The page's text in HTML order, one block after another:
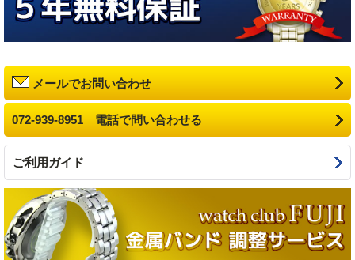
メールでお問い合わせ
072-939-8951 電話で問い合わせる
ご利用ガイド